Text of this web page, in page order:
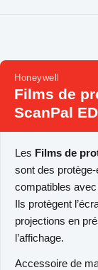
Honeywell
Films de
ScanPal
Les Films de
sont des
compatibles
Ils protègent
projections en
l’affichage.
Accessoire de